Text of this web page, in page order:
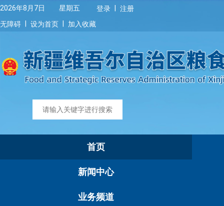
2026年8月7日 星期五 登录
注册
无障碍
设为首页 加入收藏
首页
新闻中心
业务频道